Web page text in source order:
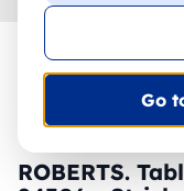
Go
🔥 -30 %
ROBERTS.